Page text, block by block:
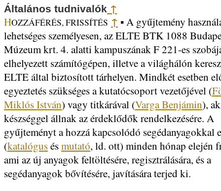
Általános tudnivalók ↑
HOZZÁFÉRÉS, FRISSÍTÉS ↑ ▪ A gyűjtemény
lehetséges személyesen, az ELTE BTK 1088
Múzeum krt. 4. alatti kampuszának F 221-es
elhelyezett számítógépen, illetve a világhálón
ELTE által biztosított tárhelyen. Mindkét esetben
egyeztetés szükséges a kutatócsoport vezetőjével (
Miklós István) vagy titkárával (Varga Benjámin),
készséggel állnak az érdeklődők rendelkezésére. A
gyűjteményt a hozzá kapcsolódó segédanyagokkal
(katalógusésmutató, ld. ott) minden hónap elején
ami az új anyagok feltöltésére, regisztrálására, és a
segédanyagok bővítésére, javítására terjed ki.